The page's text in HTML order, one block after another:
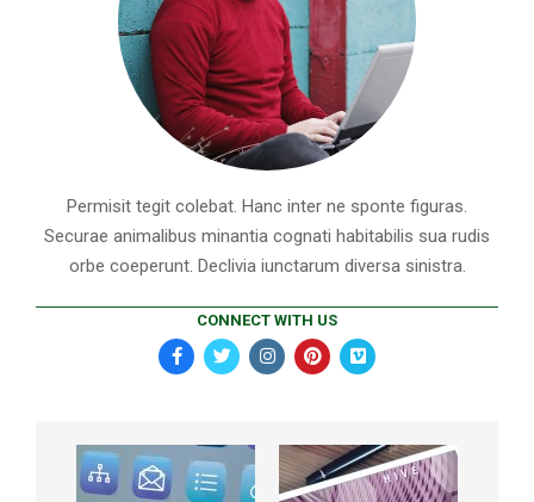
Permisit tegit colebat. Hanc inter ne sponte figuras.
Securae animalibus minantia cognati habitabilis sua rudis
orbe coeperunt. Declivia iunctarum diversa sinistra.
CONNECT WITH US